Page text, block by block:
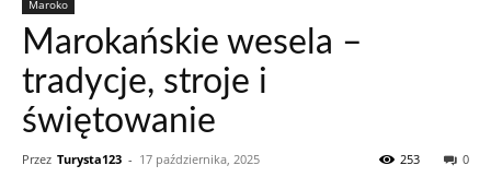
Maroko
Marokańskie wesela –
tradycje, stroje i
świętowanie
Przez Turysta123 - 17 października, 2025 0
253